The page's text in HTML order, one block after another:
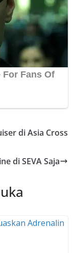
di Asia Cross
di SEVA Saja